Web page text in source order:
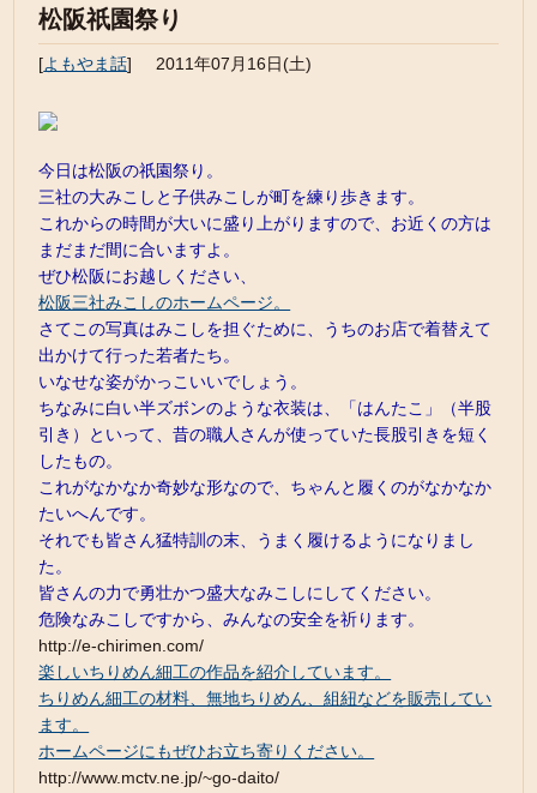
松阪祇園祭り
[よもやま話] 2011年07月16日(土)
今日は松阪の祇園祭り。
三社の大みこしと子供みこしが町を練り歩きます。
これからの時間が大いに盛り上がりますので、お近くの方は
まだまだ間に合いますよ。
ぜひ松阪にお越しください、
松阪三社みこしのホームページ。
さてこの写真はみこしを担ぐために、うちのお店で着替えて
出かけて行った若者たち。
いなせな姿がかっこいいでしょう。
ちなみに白い半ズボンのような衣装は、「はんたこ」（半股
引き）といって、昔の職人さんが使っていた長股引きを短く
したもの。
これがなかなか奇妙な形なので、ちゃんと履くのがなかなか
たいへんです。
それでも皆さん猛特訓の末、うまく履けるようになりまし
た。
皆さんの力で勇壮かつ盛大なみこしにしてください。
危険なみこしですから、みんなの安全を祈ります。
http://e-chirimen.com/
楽しいちりめん細工の作品を紹介しています。
ちりめん細工の材料、無地ちりめん、組紐などを販売してい
ます。
ホームページにもぜひお立ち寄りください。
http://www.mctv.ne.jp/~go-daito/